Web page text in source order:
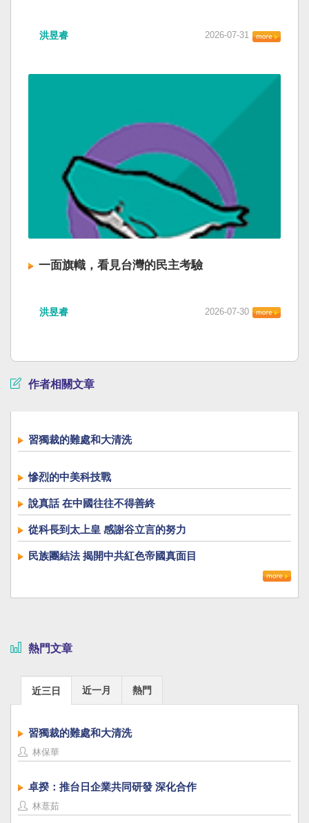
洪昱睿 2026-07-31
一面旗幟，看見台灣的民主考驗
洪昱睿 2026-07-30
作者相關文章
習獨裁的難處和大清洗
慘烈的中美科技戰
說真話 在中國往往不得善終
從科長到太上皇 感謝谷立言的努力
民族團結法 揭開中共紅色帝國真面目
熱門文章
近三日 近一月 熱門
習獨裁的難處和大清洗
林保華
卓揆：推台日企業共同研發 深化合作
林薏茹